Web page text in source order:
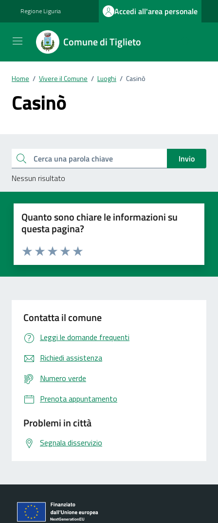
Regione Liguria Accedi all'area personale
Comune di Tiglieto
Home / Vivere il Comune / Luoghi / Casinò
Casinò
Esplora tutti i documenti
Cerca una parola chiave
Invio
Nessun risultato
Quanto sono chiare le informazioni su
questa pagina?
Valuta 5 stelle su 5
Valuta 4 stelle su 5
Valuta 3 stelle su 5
Valuta 2 stelle su 5
Valuta 1 stelle su 5
Contatta il comune
Leggi le domande frequenti
Richiedi assistenza
Numero verde
Prenota appuntamento
Problemi in città
Segnala disservizio